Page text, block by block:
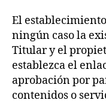
El
ningún caso la
Titular y el
establezca el
aprobación por
contenidos o